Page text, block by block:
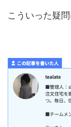
こういった疑問